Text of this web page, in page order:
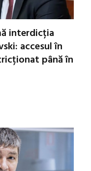
interdicția
accesul în
până în